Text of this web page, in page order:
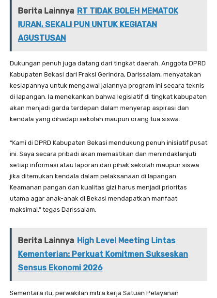
Berita Lainnya RT TIDAK BOLEH MEMATOK
IURAN, SEKALI PUN UNTUK KEGIATAN
AGUSTUSAN
Dukungan penuh juga datang dari tingkat daerah. Anggota DPRD
Kabupaten Bekasi dari Fraksi Gerindra, Darissalam, menyatakan
kesiapannya untuk mengawal jalannya program ini secara teknis
di lapangan. Ia menekankan bahwa legislatif di tingkat kabupaten
akan menjadi garda terdepan dalam menyerap aspirasi dan
kendala yang dihadapi sekolah maupun orang tua siswa.
“Kami di DPRD Kabupaten Bekasi mendukung penuh inisiatif pusat
ini. Saya secara pribadi akan memastikan dan menindaklanjuti
setiap informasi atau laporan dari pihak sekolah maupun siswa
jika ditemukan kendala dalam pelaksanaan di lapangan.
Keamanan pangan dan kualitas gizi harus menjadi prioritas
utama agar anak-anak di Bekasi mendapatkan manfaat
maksimal,” tegas Darissalam.
Berita Lainnya High Level Meeting Lintas
Kementerian: Perkuat Komitmen Sukseskan
Sensus Ekonomi 2026
Sementara itu, perwakilan mitra kerja Satuan Pelayanan